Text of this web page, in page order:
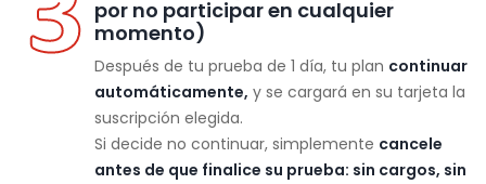
por no participar en cualquier
momento)
Después de tu prueba de 1 día, tu plan continuar
automáticamente, y se cargará en su tarjeta la
suscripción elegida.
Si decide no continuar, simplemente cancele
antes de que finalice su prueba: sin cargos, sin